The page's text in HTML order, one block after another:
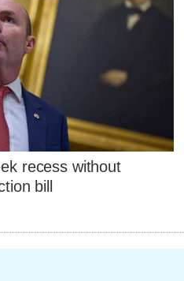
recess without
bill